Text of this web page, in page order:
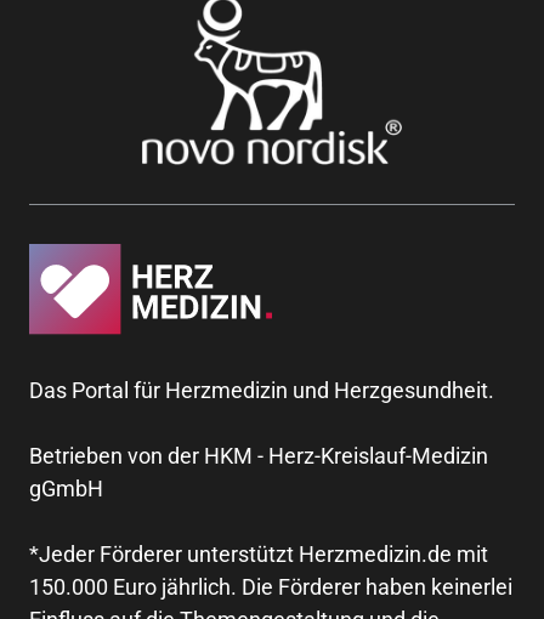
Das Portal für Herzmedizin und Herzgesundheit.
Betrieben von der HKM - Herz-Kreislauf-Medizin
gGmbH
*Jeder Förderer unterstützt Herzmedizin.de mit
150.000 Euro jährlich. Die Förderer haben keinerlei